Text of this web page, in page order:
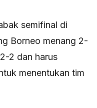
semifinal di
Borneo menang 2-
2 dan harus
menentukan tim